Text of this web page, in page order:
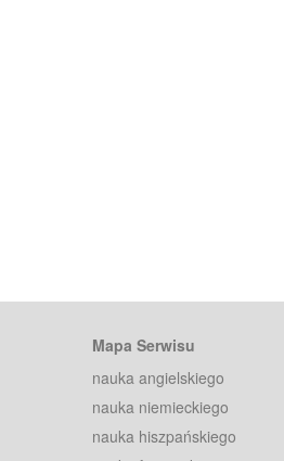
Mapa Serwisu
nauka angielskiego
nauka niemieckiego
nauka hiszpańskiego